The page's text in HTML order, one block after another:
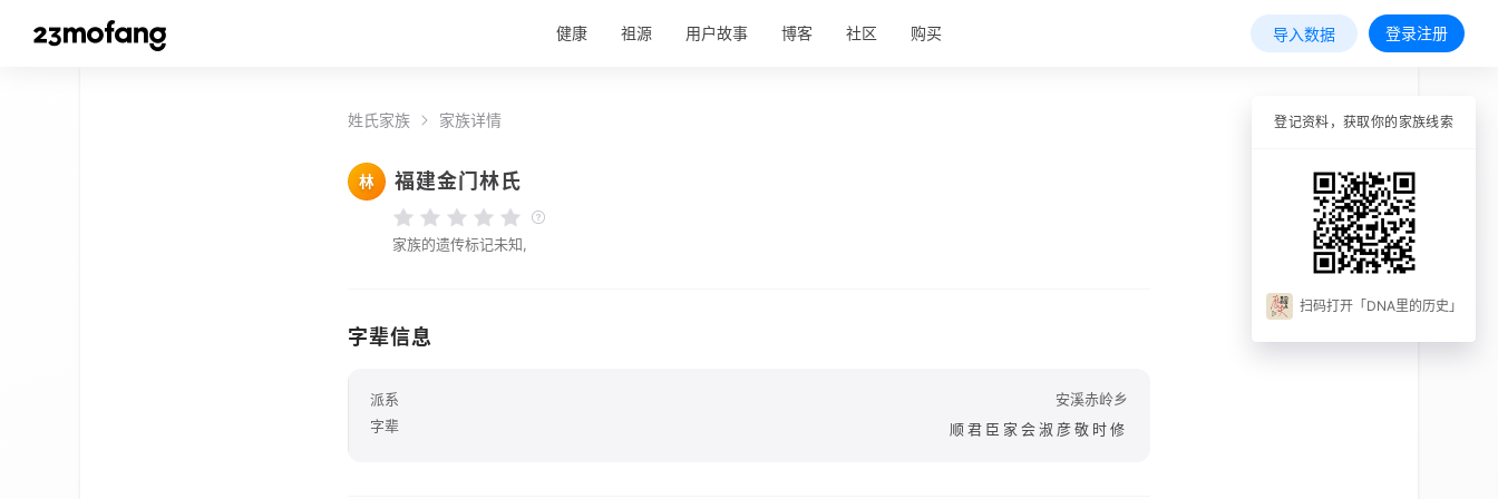
健康 祖源 用户故事 博客 社区 购买 导入数据 登录注册
姓氏家族 家族详情
林 福建金门林氏
家族的遗传标记未知,
字辈信息
派系
安溪赤岭乡
字辈
顺君臣家会淑彦敬时修
登记资料，获取你的家族线索
扫码打开「DNA里的历史」